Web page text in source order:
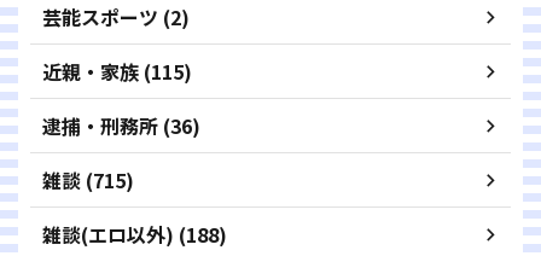
芸能スポーツ (2)
近親・家族 (115)
逮捕・刑務所 (36)
雑談 (715)
雑談(エロ以外) (188)